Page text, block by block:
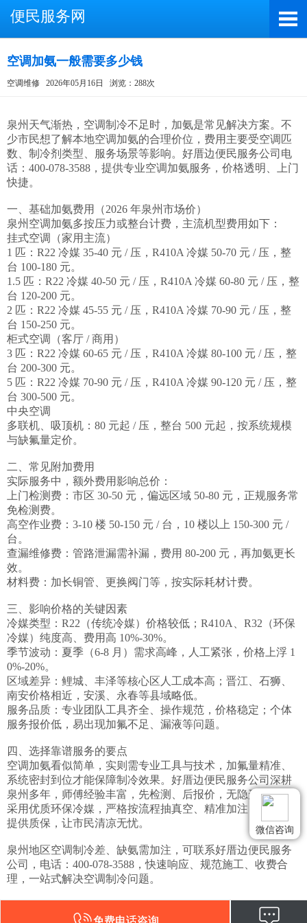
便民服务网
空调加氨一般需要多少钱
空调维修 2026年05月16日 浏览：288次
泉州天气渐热，空调制冷不足时，加氨是常见解决方案。不
少市民想了解本地空调加氨的合理价位，费用主要受空调匹
数、制冷剂类型、服务场景等影响。好厝边便民服务公司电
话：400-078-3588，提供专业空调加氨服务，价格透明、上门
快捷。
一、基础加氨费用（2026 年泉州市场价）
泉州空调加氨多按压力或整台计费，主流机型费用如下：
挂式空调（家用主流）
1 匹：R22 冷媒 35-40 元 / 压，R410A 冷媒 50-70 元 / 压，整
台 100-180 元。
1.5 匹：R22 冷媒 40-50 元 / 压，R410A 冷媒 60-80 元 / 压，整
台 120-200 元。
2 匹：R22 冷媒 45-55 元 / 压，R410A 冷媒 70-90 元 / 压，整
台 150-250 元。
柜式空调（客厅 / 商用）
3 匹：R22 冷媒 60-65 元 / 压，R410A 冷媒 80-100 元 / 压，整
台 200-300 元。
5 匹：R22 冷媒 70-90 元 / 压，R410A 冷媒 90-120 元 / 压，整
台 300-500 元。
中央空调
多联机、吸顶机：80 元起 / 压，整台 500 元起，按系统规模
与缺氟量定价。
二、常见附加费用
实际服务中，额外费用影响总价：
上门检测费：市区 30-50 元，偏远区域 50-80 元，正规服务常
免检测费。
高空作业费：3-10 楼 50-150 元 / 台，10 楼以上 150-300 元 /
台。
查漏维修费：管路泄漏需补漏，费用 80-200 元，再加氨更长
效。
材料费：加长铜管、更换阀门等，按实际耗材计费。
三、影响价格的关键因素
冷媒类型：R22（传统冷媒）价格较低；R410A、R32（环保
冷媒）纯度高、费用高 10%-30%。
季节波动：夏季（6-8 月）需求高峰，人工紧张，价格上浮 1
0%-20%。
区域差异：鲤城、丰泽等核心区人工成本高；晋江、石狮、
南安价格相近，安溪、永春等县域略低。
服务品质：专业团队工具齐全、操作规范，价格稳定；个体
服务报价低，易出现加氟不足、漏液等问题。
四、选择靠谱服务的要点
空调加氨看似简单，实则需专业工具与技术，加氟量精准、
系统密封到位才能保障制冷效果。好厝边便民服务公司深耕
泉州多年，师傅经验丰富，先检测、后报价，无隐形消费。
采用优质环保冷媒，严格按流程抽真空、精准加注，服务后
提供质保，让市民清凉无忧。
泉州地区空调制冷差、缺氨需加注，可联系好厝边便民服务
公司，电话：400-078-3588，快速响应、规范施工、收费合
理，一站式解决空调制冷问题。
免费电话咨询
微信咨询
微信号：A4000066885
（长按复制微信号，添加好友）
打开微信